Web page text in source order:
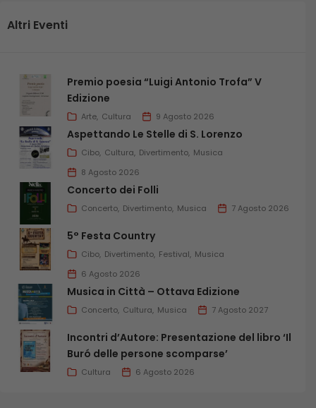
Altri Eventi
Premio poesia “Luigi Antonio Trofa” V
Edizione
Arte Cultura 9 Agosto 2026
Aspettando Le Stelle di S. Lorenzo
Cibo Cultura Divertimento Musica
8 Agosto 2026
Concerto dei Folli
Concerto Divertimento Musica 7 Agosto 2026
5° Festa Country
Cibo Divertimento Festival Musica
6 Agosto 2026
Musica in Città – Ottava Edizione
Concerto Cultura Musica 7 Agosto 2027
Incontri d’Autore: Presentazione del libro ‘Il
Buró delle persone scomparse’
Cultura 6 Agosto 2026